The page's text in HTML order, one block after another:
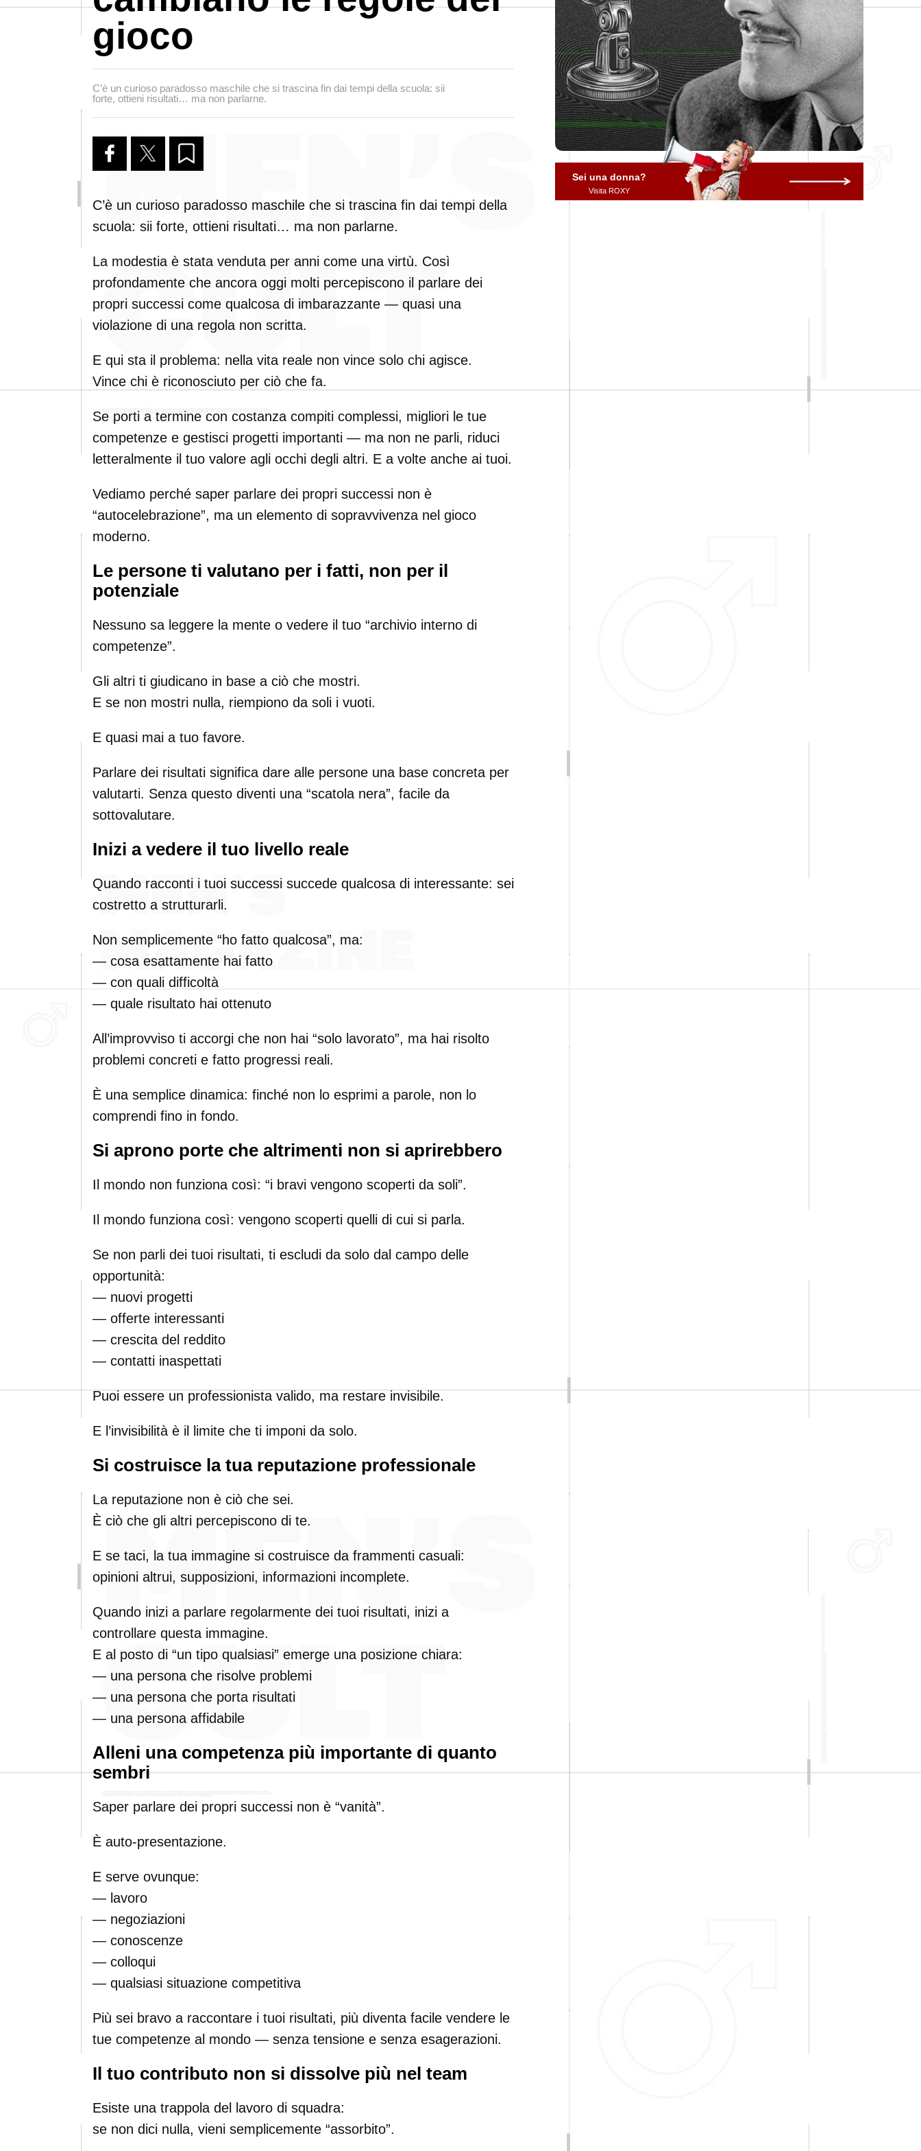
gioco
C’è un curioso paradosso maschile che si trascina fin dai tempi della scuola: sii
forte, ottieni risultati… ma non parlarne.
C’è un curioso paradosso maschile che si trascina fin dai tempi della
scuola: sii forte, ottieni risultati… ma non parlarne.
La modestia è stata venduta per anni come una virtù. Così
profondamente che ancora oggi molti percepiscono il parlare dei
propri successi come qualcosa di imbarazzante — quasi una
violazione di una regola non scritta.
E qui sta il problema: nella vita reale non vince solo chi agisce.
Vince chi è riconosciuto per ciò che fa.
Se porti a termine con costanza compiti complessi, migliori le tue
competenze e gestisci progetti importanti — ma non ne parli, riduci
letteralmente il tuo valore agli occhi degli altri. E a volte anche ai tuoi.
Vediamo perché saper parlare dei propri successi non è
“autocelebrazione”, ma un elemento di sopravvivenza nel gioco
moderno.
Le persone ti valutano per i fatti, non per il
potenziale
Nessuno sa leggere la mente o vedere il tuo “archivio interno di
competenze”.
Gli altri ti giudicano in base a ciò che mostri.
E se non mostri nulla, riempiono da soli i vuoti.
E quasi mai a tuo favore.
Parlare dei risultati significa dare alle persone una base concreta per
valutarti. Senza questo diventi una “scatola nera”, facile da
sottovalutare.
Inizi a vedere il tuo livello reale
Quando racconti i tuoi successi succede qualcosa di interessante: sei
costretto a strutturarli.
Non semplicemente “ho fatto qualcosa”, ma:
— cosa esattamente hai fatto
— con quali difficoltà
— quale risultato hai ottenuto
All’improvviso ti accorgi che non hai “solo lavorato”, ma hai risolto
problemi concreti e fatto progressi reali.
È una semplice dinamica: finché non lo esprimi a parole, non lo
comprendi fino in fondo.
Si aprono porte che altrimenti non si aprirebbero
Il mondo non funziona così: “i bravi vengono scoperti da soli”.
Il mondo funziona così: vengono scoperti quelli di cui si parla.
Se non parli dei tuoi risultati, ti escludi da solo dal campo delle
opportunità:
— nuovi progetti
— offerte interessanti
— crescita del reddito
— contatti inaspettati
Puoi essere un professionista valido, ma restare invisibile.
E l’invisibilità è il limite che ti imponi da solo.
Si costruisce la tua reputazione professionale
La reputazione non è ciò che sei.
È ciò che gli altri percepiscono di te.
E se taci, la tua immagine si costruisce da frammenti casuali:
opinioni altrui, supposizioni, informazioni incomplete.
Quando inizi a parlare regolarmente dei tuoi risultati, inizi a
controllare questa immagine.
E al posto di “un tipo qualsiasi” emerge una posizione chiara:
— una persona che risolve problemi
— una persona che porta risultati
— una persona affidabile
Alleni una competenza più importante di quanto
sembri
Saper parlare dei propri successi non è “vanità”.
È auto-presentazione.
E serve ovunque:
— lavoro
— negoziazioni
— conoscenze
— colloqui
— qualsiasi situazione competitiva
Più sei bravo a raccontare i tuoi risultati, più diventa facile vendere le
tue competenze al mondo — senza tensione e senza esagerazioni.
Il tuo contributo non si dissolve più nel team
Esiste una trappola del lavoro di squadra:
se non dici nulla, vieni semplicemente “assorbito”.
Sei una donna?
Visita ROXY